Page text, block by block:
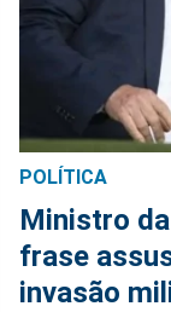
POLÍTICA
Ministro
frase
invasão